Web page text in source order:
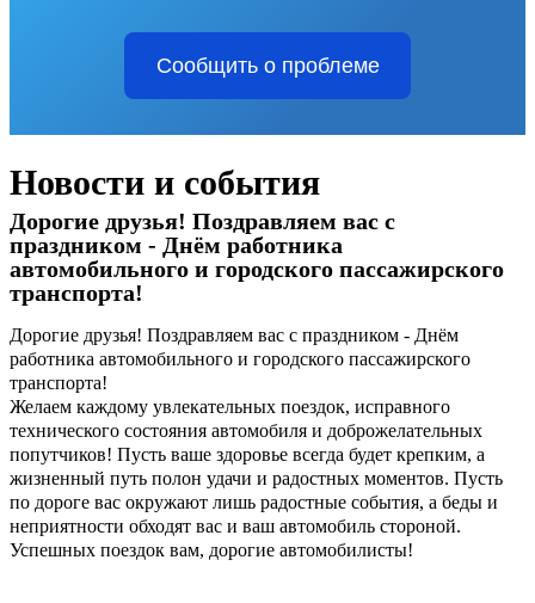
Сообщить о проблеме
Новости и события
Дорогие друзья! Поздравляем вас с
праздником - Днём работника
автомобильного и городского пассажирского
транспорта!
Дорогие друзья! Поздравляем вас с праздником - Днём
работника автомобильного и городского пассажирского
транспорта!
Желаем каждому увлекательных поездок, исправного
технического состояния автомобиля и доброжелательных
попутчиков! Пусть ваше здоровье всегда будет крепким, а
жизненный путь полон удачи и радостных моментов. Пусть
по дороге вас окружают лишь радостные события, а беды и
неприятности обходят вас и ваш автомобиль стороной.
Успешных поездок вам, дорогие автомобилисты!